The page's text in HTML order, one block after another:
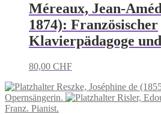
Méreaux, Jean-
1874): Französischer
Klavierpädagoge
80,00 CHF
Reszke, Joséphine de
Opernsängerin.
Risler,
Franz. Pianist.